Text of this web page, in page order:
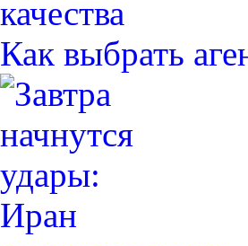
Как выбрать